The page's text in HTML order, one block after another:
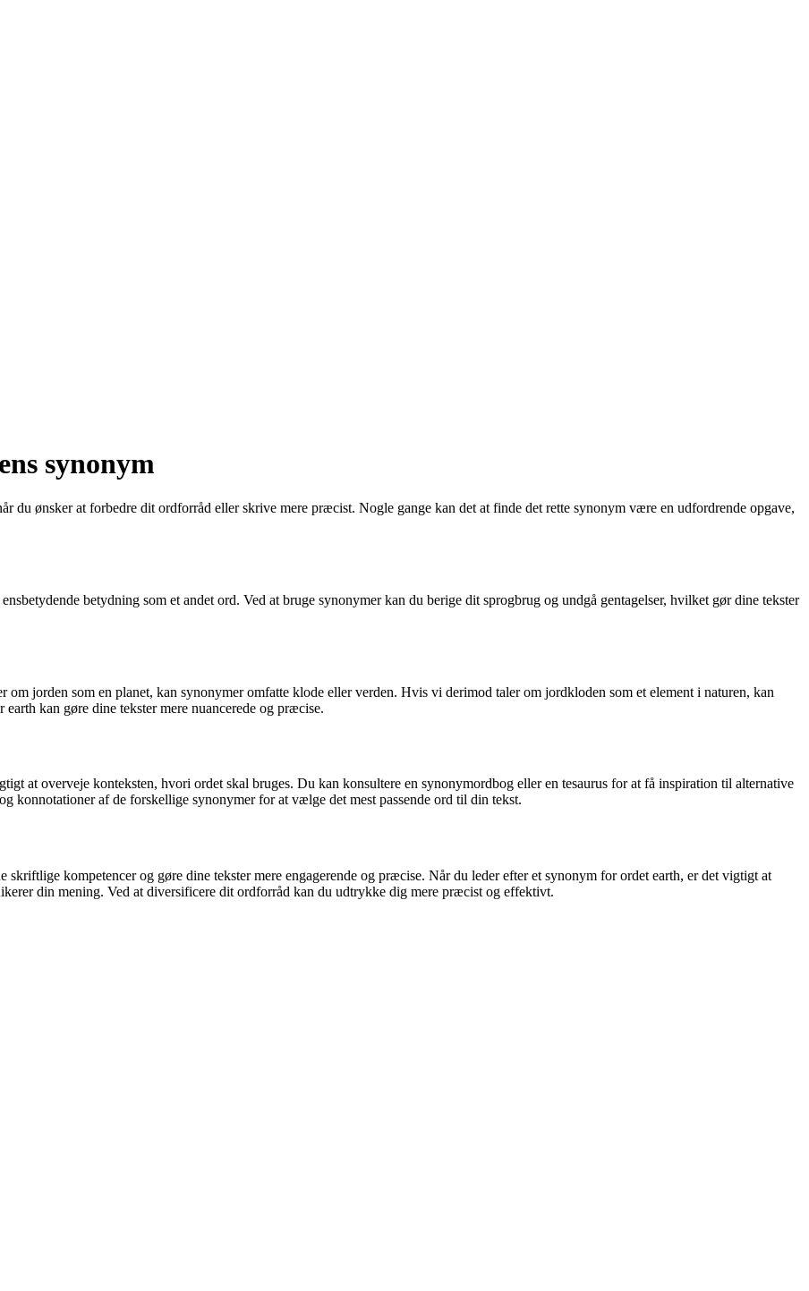
synonym
du ønsker at forbedre dit ordforråd eller skrive mere præcist. Nogle gange kan det at finde det rette synonym være en udfordrende opgave,
betydning som et andet ord. Ved at bruge synonymer kan du berige dit sprogbrug og undgå gentagelser, hvilket gør dine tekster
jorden som en planet, kan synonymer omfatte klode eller verden. Hvis vi derimod taler om jordkloden som et element i naturen, kan
kan gøre dine tekster mere nuancerede og præcise.
at overveje konteksten, hvori ordet skal bruges. Du kan konsultere en synonymordbog eller en tesaurus for at få inspiration til alternative
konnotationer af de forskellige synonymer for at vælge det mest passende ord til din tekst.
kompetencer og gøre dine tekster mere engagerende og præcise. Når du leder efter et synonym for ordet earth, er det vigtigt at
din mening. Ved at diversificere dit ordforråd kan du udtrykke dig mere præcist og effektivt.